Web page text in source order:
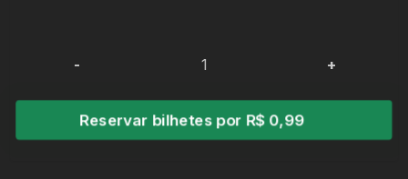
- +
Reservar bilhetes por R$ 0,99